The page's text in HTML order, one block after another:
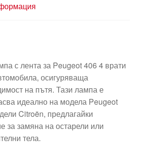
с лента за Peugeot 406 4 врати
осигуряваща
на пътя. Тази лампа е
идеално на модела Peugeot
Citroën, предлагайки
за замяна на остарели или
тела.